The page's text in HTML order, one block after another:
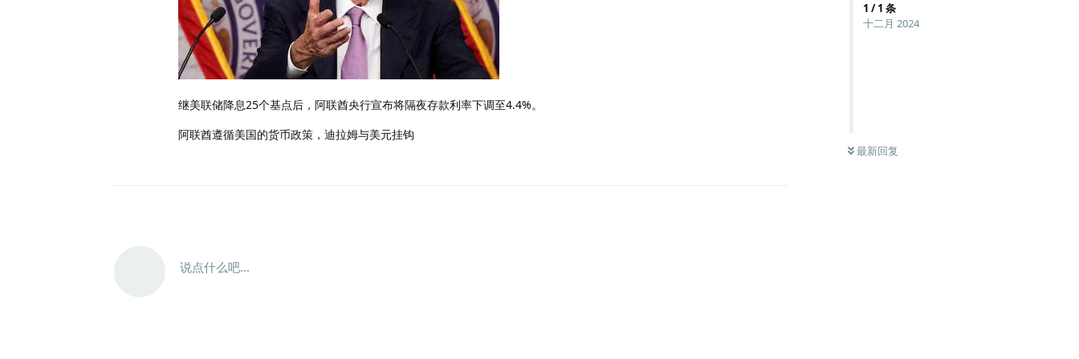
1 /1 条
十二月 2024
最新回复
继美联储降息25个基点后，阿联酋央行宣布将隔夜存款利率下调至4.4%。
阿联酋遵循美国的货币政策，迪拉姆与美元挂钩
说点什么吧...